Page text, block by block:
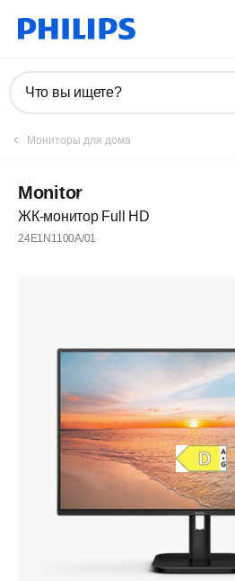
Что вы ищете?
Мониторы для дома
Monitor
ЖК-монитор Full HD
24E1N1100A/01